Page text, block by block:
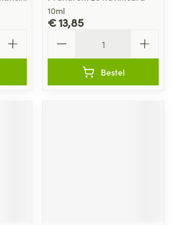
10ml
€ 13,85
Bestel